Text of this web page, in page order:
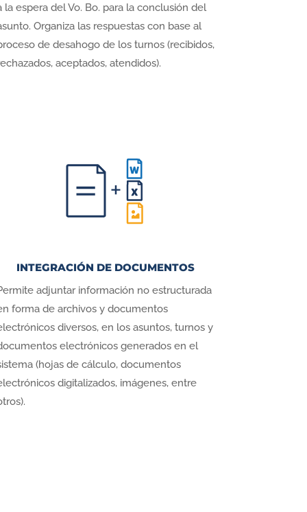
la espera del Vo. Bo. para la conclusión del
Organiza las respuestas con base al
de desahogo de los turnos (recibidos,
aceptados, atendidos).
INTEGRACIÓN DE DOCUMENTOS
adjuntar información no estructurada
forma de archivos y documentos
diversos, en los asuntos, turnos y
electrónicos generados en el
(hojas de cálculo, documentos
digitalizados, imágenes, entre